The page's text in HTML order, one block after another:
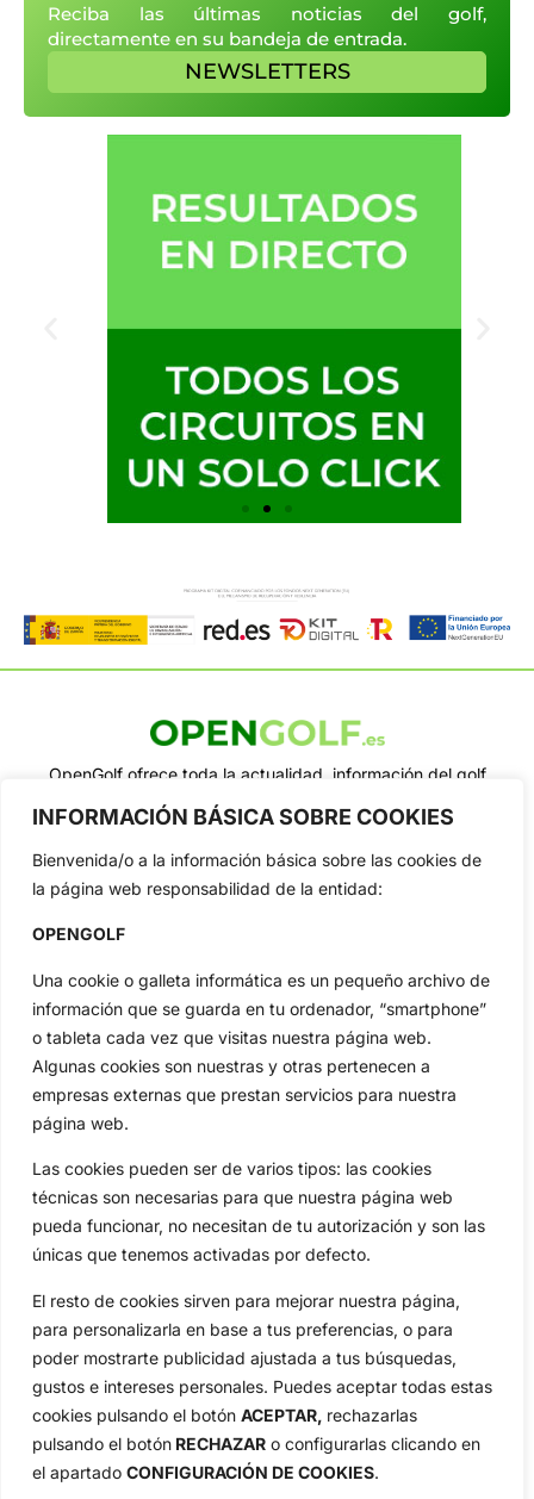
INFORMACIÓN BÁSICA SOBRE COOKIES
Bienvenida/o a la información básica sobre las cookies de
la página web responsabilidad de la entidad:
OPENGOLF
Una cookie o galleta informática es un pequeño archivo de
información que se guarda en tu ordenador, “smartphone”
o tableta cada vez que visitas nuestra página web.
Algunas cookies son nuestras y otras pertenecen a
empresas externas que prestan servicios para nuestra
página web.
Las cookies pueden ser de varios tipos: las cookies
técnicas son necesarias para que nuestra página web
pueda funcionar, no necesitan de tu autorización y son las
únicas que tenemos activadas por defecto.
El resto de cookies sirven para mejorar nuestra página,
para personalizarla en base a tus preferencias, o para
poder mostrarte publicidad ajustada a tus búsquedas,
gustos e intereses personales. Puedes aceptar todas estas
cookies pulsando el botón ACEPTAR, rechazarlas
pulsando el botón RECHAZAR o configurarlas clicando en
el apartado CONFIGURACIÓN DE COOKIES.
Reciba las últimas noticias del golf,
directamente en su bandeja de entrada.
NEWSLETTERS
OpenGolf ofrece toda la actualidad, información del golf
Jon Rahm, LIV Golf, PGA Tour, Ryder Cup, DP World Tour, LPGA
Categorias
Actualidad
Amateurs
Circuitos
Especiales
Reglas
Vídeos
De Interés
Compañía
Aviso Legal
Política de Cookies
Publicidad
Newsletters
Copyright © 2025 OpenGolf | Diseño porTecnoQuatre